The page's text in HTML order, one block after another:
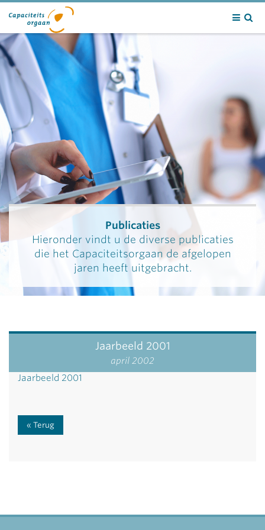
Publicaties
Hieronder vindt u de diverse publicaties
die het Capaciteitsorgaan de afgelopen
jaren heeft uitgebracht.
Jaarbeeld 2001
april 2002
Jaarbeeld 2001
Terug